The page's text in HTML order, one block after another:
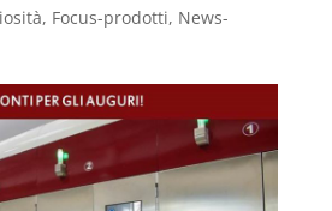
, Focus-prodotti, News-